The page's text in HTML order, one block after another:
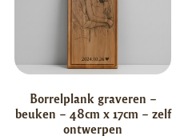
Borrelplank graveren –
beuken – 48cm x 17cm – zelf
ontwerpen